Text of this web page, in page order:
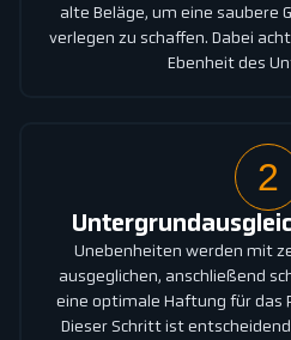
alte Beläge, um eine saubere
verlegen zu schaffen. Dabei
Ebenheit des
2
Unebenheiten werden mit
ausgeglichen, anschließend
eine optimale Haftung für das
Dieser Schritt ist